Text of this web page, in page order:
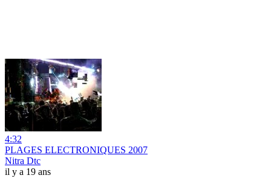
4:32
PLAGES ELECTRONIQUES 2007
Nitra Dtc
il y a 19 ans